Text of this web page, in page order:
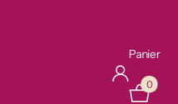
Panier
0